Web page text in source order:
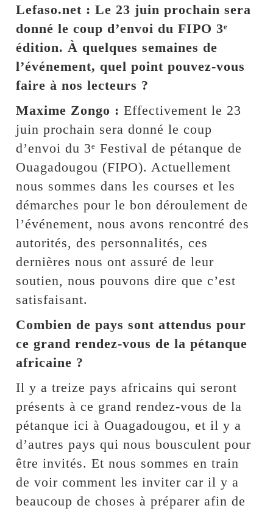
Lefaso.net : Le 23 juin prochain sera
donné le coup d’envoi du FIPO 3ᵉ
édition. À quelques semaines de
l’événement, quel point pouvez-vous
faire à nos lecteurs ?
Maxime Zongo : Effectivement le 23
juin prochain sera donné le coup
d’envoi du 3ᵉ Festival de pétanque de
Ouagadougou (FIPO). Actuellement
nous sommes dans les courses et les
démarches pour le bon déroulement de
l’événement, nous avons rencontré des
autorités, des personnalités, ces
dernières nous ont assuré de leur
soutien, nous pouvons dire que c’est
satisfaisant.
Combien de pays sont attendus pour
ce grand rendez-vous de la pétanque
africaine ?
Il y a treize pays africains qui seront
présents à ce grand rendez-vous de la
pétanque ici à Ouagadougou, et il y a
d’autres pays qui nous bousculent pour
être invités. Et nous sommes en train
de voir comment les inviter car il y a
beaucoup de choses à préparer afin de